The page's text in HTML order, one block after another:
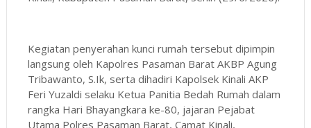
Kegiatan penyerahan kunci rumah tersebut dipimpin
langsung oleh Kapolres Pasaman Barat AKBP Agung
Tribawanto, S.Ik, serta dihadiri Kapolsek Kinali AKP
Feri Yuzaldi selaku Ketua Panitia Bedah Rumah dalam
rangka Hari Bhayangkara ke-80, jajaran Pejabat
Utama Polres Pasaman Barat, Camat Kinali,